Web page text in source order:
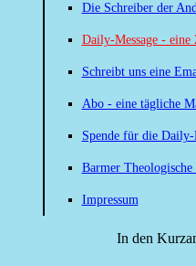
Die Schreiber der
Daily-Message -
Schreibt uns eine
Abo - eine tägliche
Spende für die Daily-
Barmer
Impressum
In den